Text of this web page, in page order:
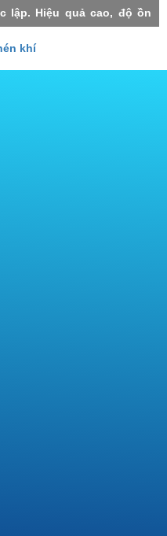
lập. Hiệu quả cao, độ ồn
vít đảm nhận với công
nhỏ, tuổi thọ cao.
khí